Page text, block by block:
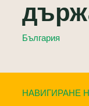
България
НАВИГИРАНЕ